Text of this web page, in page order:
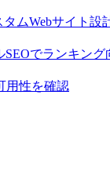
ムWebサイト設
でランキング
用性を確認